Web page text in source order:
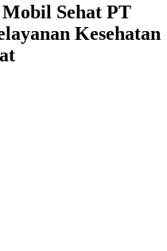
Sehat PT
Kesehatan